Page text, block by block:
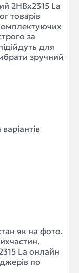
2HBx2315 La
товарів
за
для
зручний
як на фото.
La онлайн
по